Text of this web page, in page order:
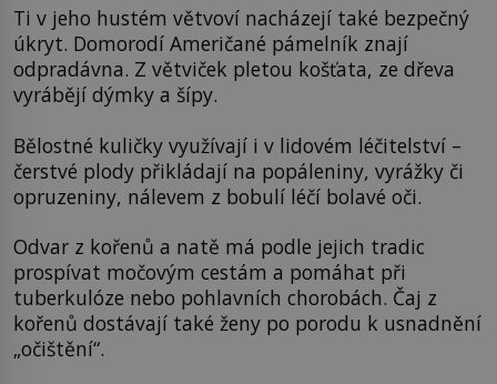
Ti v jeho hustém větvoví nacházejí také bezpečný
úkryt. Domorodí Američané pámelník znají
odpradávna. Z větviček pletou košťata, ze dřeva
vyrábějí dýmky a šípy.
Bělostné kuličky využívají i v lidovém léčitelství –
čerstvé plody přikládají na popáleniny, vyrážky či
opruzeniny, nálevem z bobulí léčí bolavé oči.
Odvar z kořenů a natě má podle jejich tradic
prospívat močovým cestám a pomáhat při
tuberkulóze nebo pohlavních chorobách. Čaj z
kořenů dostávají také ženy po porodu k usnadnění
„očištění“.